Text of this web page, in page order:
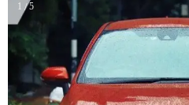
1 / 5